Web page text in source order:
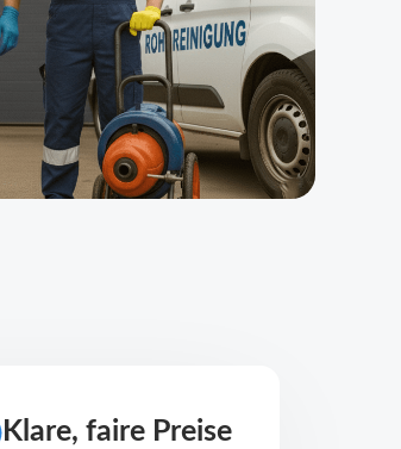
Klare, faire Preise